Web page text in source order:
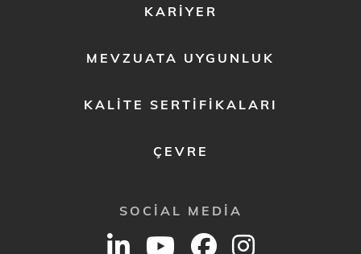
KARIYER
MEVZUATA UYGUNLUK
KALITE SERTIFIKALARI
ÇEVRE
SOCIAL MEDIA